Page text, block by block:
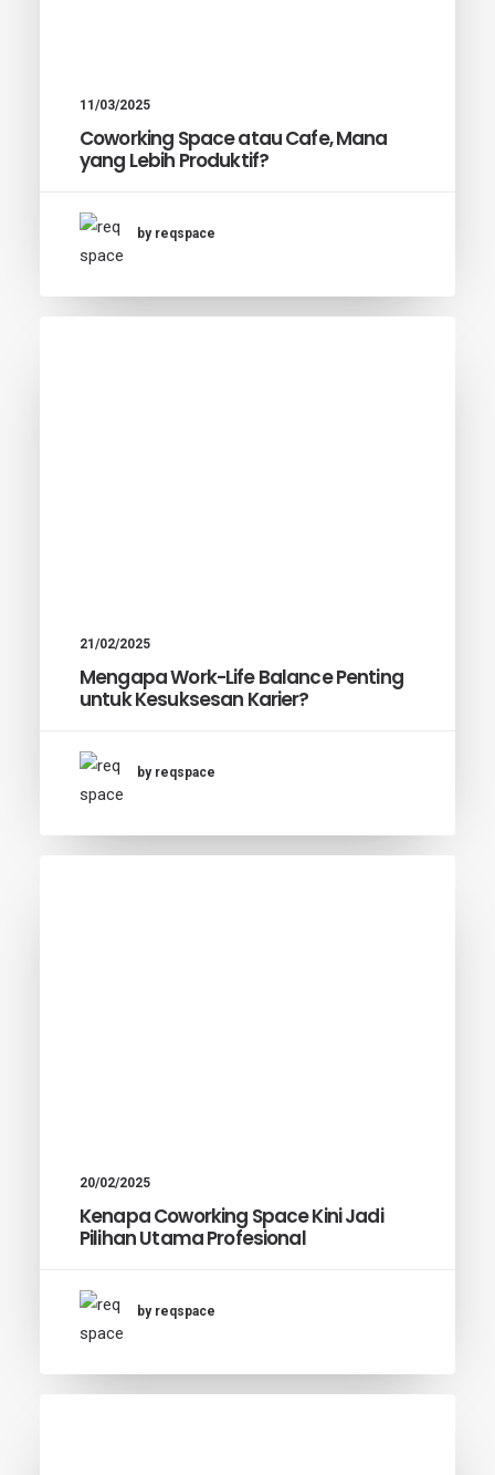
11/03/2025
Coworking Space atau Cafe, Mana
yang Lebih Produktif?
by reqspace
21/02/2025
Mengapa Work-Life Balance Penting
untuk Kesuksesan Karier?
by reqspace
20/02/2025
Kenapa Coworking Space Kini Jadi
Pilihan Utama Profesional
by reqspace